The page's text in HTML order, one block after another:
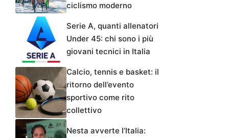
ciclismo moderno
Serie A, quanti allenatori
Under 45: chi sono i più
giovani tecnici in Italia
Calcio, tennis e basket: il
ritorno dell’evento
sportivo come rito
collettivo
Nesta avverte l’Italia: